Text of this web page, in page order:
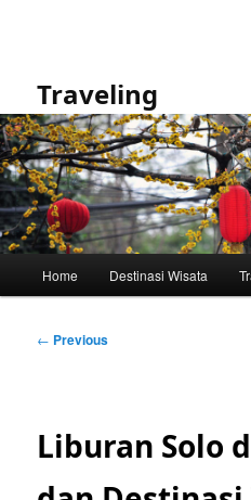
Traveling
Home Destinasi Wisata
Post
← Previous
Liburan Solo